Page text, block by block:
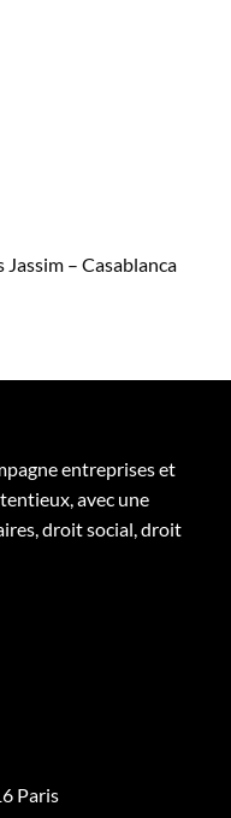
– Casablanca
entreprises et
avec une
droit social, droit
Paris